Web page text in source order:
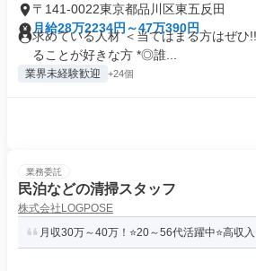
〒141-0022東京都品川区東五反田
月給28万2234円～47万390円
求めている人材 ＜当てはまる方はぜ
ることが好きな方 *◎誰...
業界未経験歓迎 +24個
業務委託
民泊などの清掃スタッフ
株式会社LOGPOSE
月収30万～40万！⭐20～56代活躍中⭐高収